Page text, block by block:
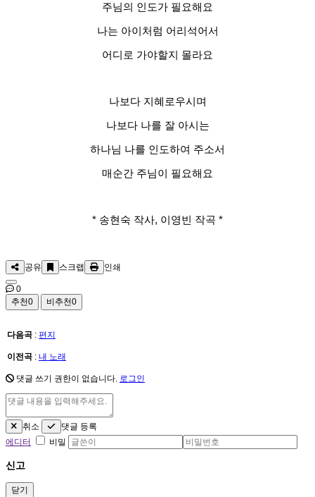
주님의 인도가 필요해요
나는 아이처럼 어리석어서
어디로 가야할지 몰라요
나보다 지혜로우시며
나보다 나를 잘 아시는
하나님 나를 인도하여 주소서
매순간 주님이 필요해요
* 송현숙 작사, 이영빈 작곡 *
공유 스크랩 인쇄
0
추천0 비추천0
다음곡 : 편지
이전곡 : 내 노래
댓글 쓰기 권한이 없습니다. 로그인
취소
댓글 등록
에디터
비밀
신고
닫기